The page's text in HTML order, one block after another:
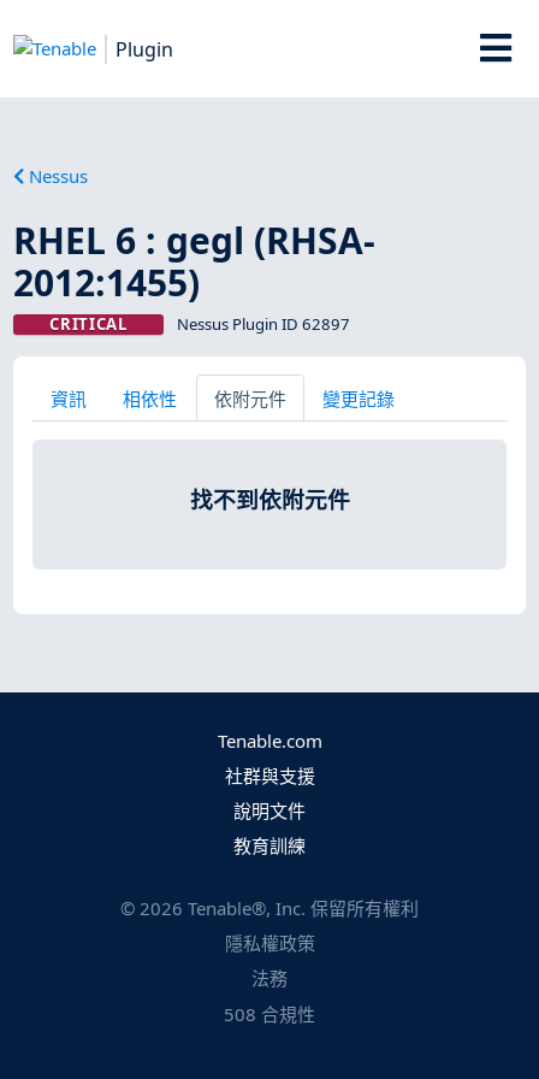
Plugin
Nessus
RHEL 6 : gegl (RHSA-
2012:1455)
CRITICAL Nessus Plugin ID 62897
資訊 相依性 依附元件 變更記錄
找不到依附元件
Tenable.com
社群與支援
說明文件
教育訓練
© 2026 Tenable®, Inc. 保留所有權利
隱私權政策
法務
508 合規性